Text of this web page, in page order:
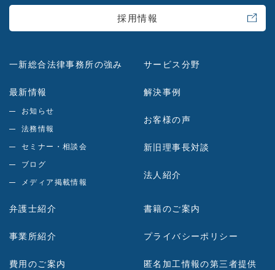
採用情報
一新総合法律事務所の強み
最新情報
お知らせ
法務情報
セミナー・相談会
ブログ
メディア掲載情報
サービス分野
解決事例
お客様の声
新旧理事長対談
法人紹介
弁護士紹介
事業所紹介
費用のご案内
書籍のご案内
プライバシーポリシー
匿名加工情報の第三者提供